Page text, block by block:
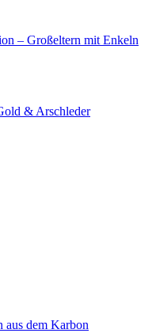
– Großeltern mit Enkeln
& Arschleder
aus dem Karbon